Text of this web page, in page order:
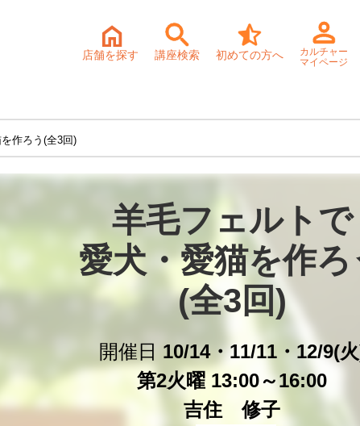
店舗を探す 講座検索 初めての方へ
カルチャー
マイページ
作ろう(全3回)
羊毛フェルトで
愛犬・愛猫を作ろ
(全3回)
開催日 10/14・11/11・12/9(
第2火曜 13:00～16:00
吉住 修子